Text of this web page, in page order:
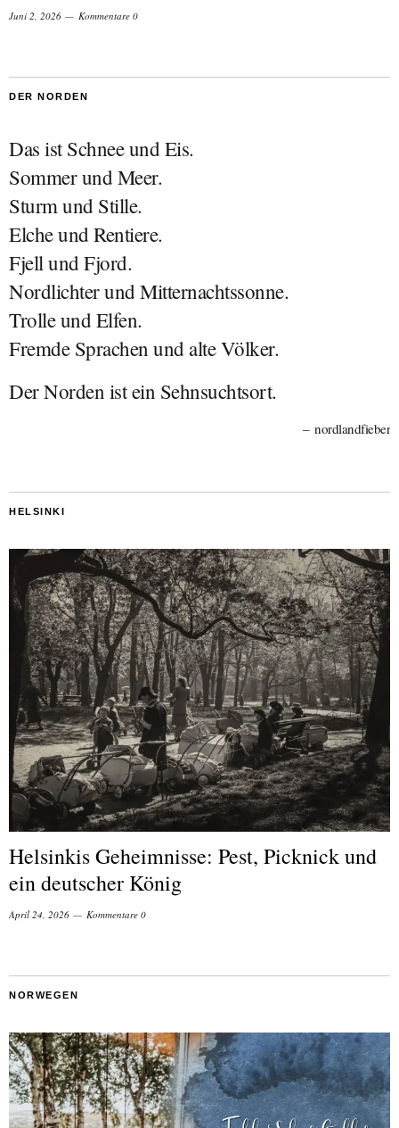
Juni 2, 2026 Kommentare 0
DER NORDEN
Das ist Schnee und Eis.
Sommer und Meer.
Sturm und Stille.
Elche und Rentiere.
Fjell und Fjord.
Nordlichter und Mitternachtssonne.
Trolle und Elfen.
Fremde Sprachen und alte Völker.
Der Norden ist ein Sehnsuchtsort.
nordlandfieber
HELSINKI
Helsinkis Geheimnisse: Pest, Picknick und
ein deutscher König
April 24, 2026 Kommentare 0
NORWEGEN